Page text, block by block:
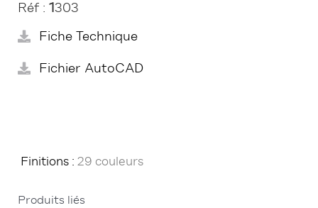
Réf : 1 303
Fiche Technique
Fichier AutoCAD
Finitions : 29 couleurs
Produits liés